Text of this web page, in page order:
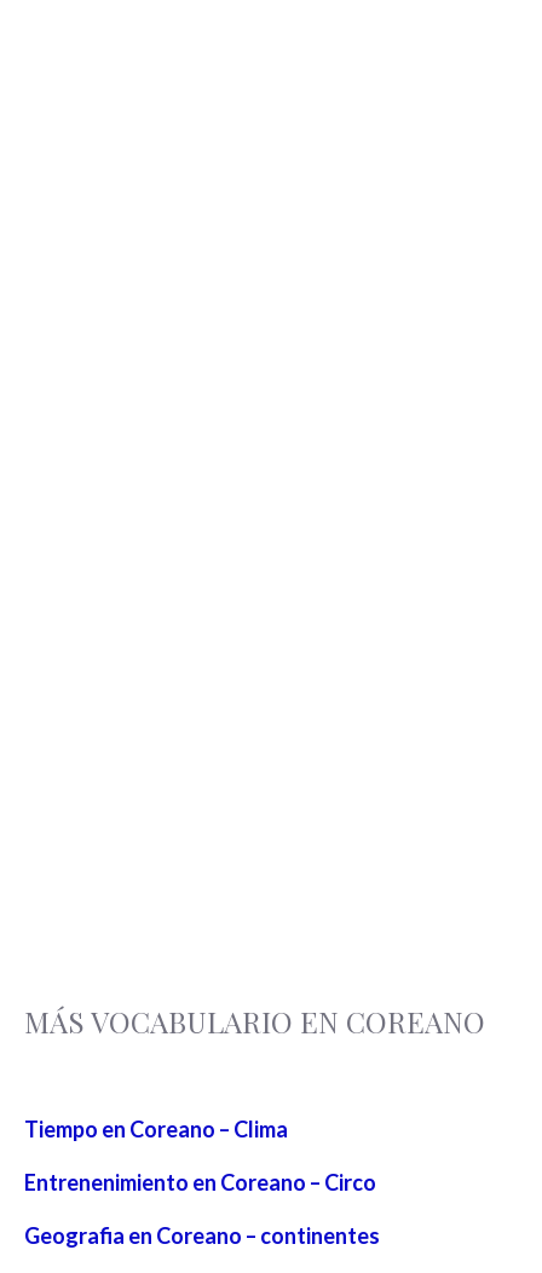
MÁS VOCABULARIO EN COREANO
Tiempo en Coreano – Clima
Entrenenimiento en Coreano – Circo
Geografia en Coreano – continentes